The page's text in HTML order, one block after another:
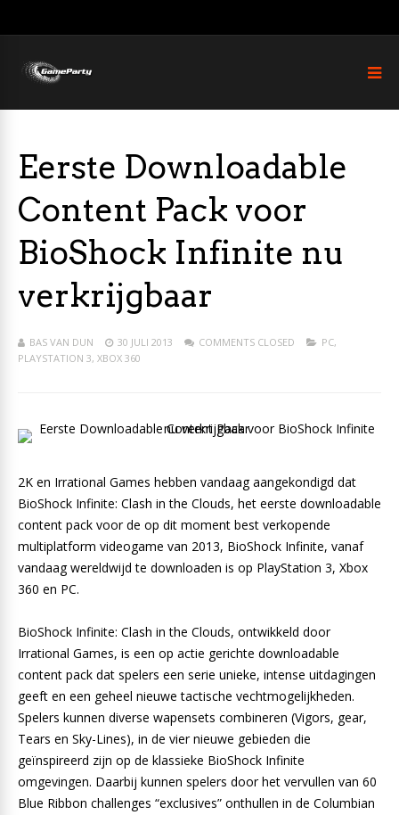
Eerste Downloadable
Content Pack voor
BioShock Infinite nu
verkrijgbaar
BAS VAN DUN 30 JULI 2013 COMMENTS CLOSED PC,
PLAYSTATION 3, XBOX 360
2K en Irrational Games hebben vandaag aangekondigd dat
BioShock Infinite: Clash in the Clouds, het eerste downloadable
content pack voor de op dit moment best verkopende
multiplatform videogame van 2013, BioShock Infinite, vanaf
vandaag wereldwijd te downloaden is op PlayStation 3, Xbox
360 en PC.
BioShock Infinite: Clash in the Clouds, ontwikkeld door
Irrational Games, is een op actie gerichte downloadable
content pack dat spelers een serie unieke, intense uitdagingen
geeft en een geheel nieuwe tactische vechtmogelijkheden.
Spelers kunnen diverse wapensets combineren (Vigors, gear,
Tears en Sky-Lines), in de vier nieuwe gebieden die
geïnspireerd zijn op de klassieke BioShock Infinite
omgevingen. Daarbij kunnen spelers door het vervullen van 60
Blue Ribbon challenges “exclusives” onthullen in de Columbian